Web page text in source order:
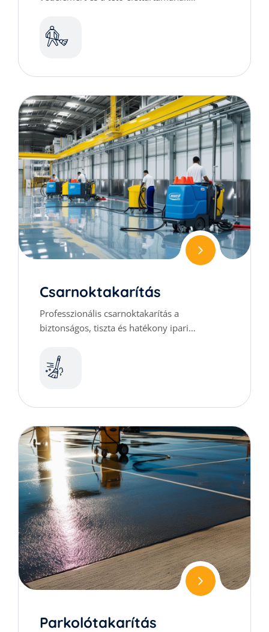
Csarnoktakarítás
Professzionális csarnoktakarítás a
biztonságos, tiszta és hatékony ipari
Parkolótakarítás